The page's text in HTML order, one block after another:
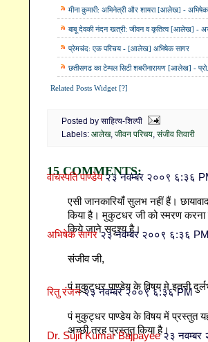
मीना कुमारी: अभिनेत्री और शायरा [आलेख] -
बाबू देवकी नंदन खत्री: जीवन व कृतित्व [आलेख] -
प्रेमचंद: एक परिचय - [आलेख] अभिषेक सागर
छतीसगढ का टेम्पल सिटी शबरीनारायण [आलेख] - प्रो.
Related Posts Widget [?]
Posted by साहित्य-शिल्पी
Labels: आलेख, जीवन परिचय, संजीव तिवारी
15 COMMENTS:
वाचस्पति पाण्डेय२३ नवम्बर २००९ ६:३६
एसी जानकारियाँ सुलभ नहीं हैं।
किया है। मुकुटधर जी को स्मरण करना
किये जाने सदृश्य है।
अभिषेक सागर २३ नवम्बर २००९ ६:३६
संजीव जी,
पं मुकुट्धर पाण्डेय के विषय मे इतनी
रितु रंजन २३ नवम्बर २००९ ६:३६ PM
पं मुकुट्धर पाण्डेय के विषय में प्रस्तुत
अच्छी तरह प्रस्तुत किया है।
Dr. Sujit Kumar Bajpayee २३